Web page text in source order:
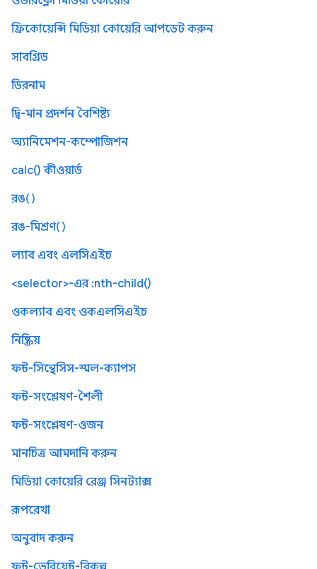
ফ্রিকোয়েন্সি মিডিয়া কোয়েরি আপডেট করুন
সাবগ্রিড
ডিরনাম
দ্বি-মান প্রদর্শন বৈশিষ্ট্য
অ্যানিমেশন-কম্পোজিশন
calc() কীওয়ার্ড
রঙ()
রঙ-মিশ্রণ()
ল্যাব এবং এলসিএইচ
<selector>-এর :nth-child()
ওকল্যাব এবং ওকএলসিএইচ
নিষ্ক্রিয়
ফন্ট-সিন্থেসিস-স্মল-ক্যাপস
ফন্ট-সংশ্লেষণ-শৈলী
ফন্ট-সংশ্লেষণ-ওজন
মানচিত্র আমদানি করুন
মিডিয়া কোয়েরি রেঞ্জ সিনট্যাক্স
রূপরেখা
অনুবাদ করুন